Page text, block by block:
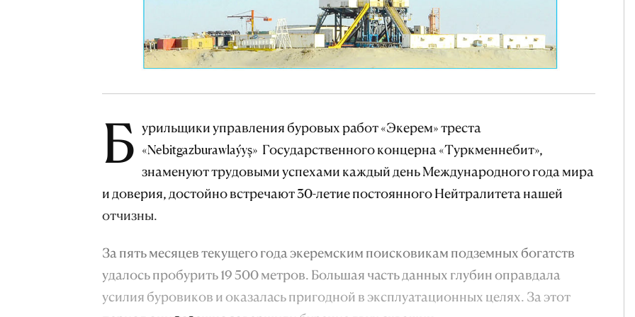
Б урильщики управления буровых работ «Экерем» треста
«Nebitgazburawlaýyş» Государственного концерна «Туркменнебит»,
знаменуют трудовыми успехами каждый день Международного года мира
и доверия, достойно встречают 30-летие постоянного Нейтралитета нашей
отчизны.
За пять месяцев текущего года экеремским поисковикам подземных богатств
удалось пробурить 19 500 метров. Большая часть данных глубин оправдала
усилия буровиков и оказалась пригодной в эксплуатационных целях. За этот